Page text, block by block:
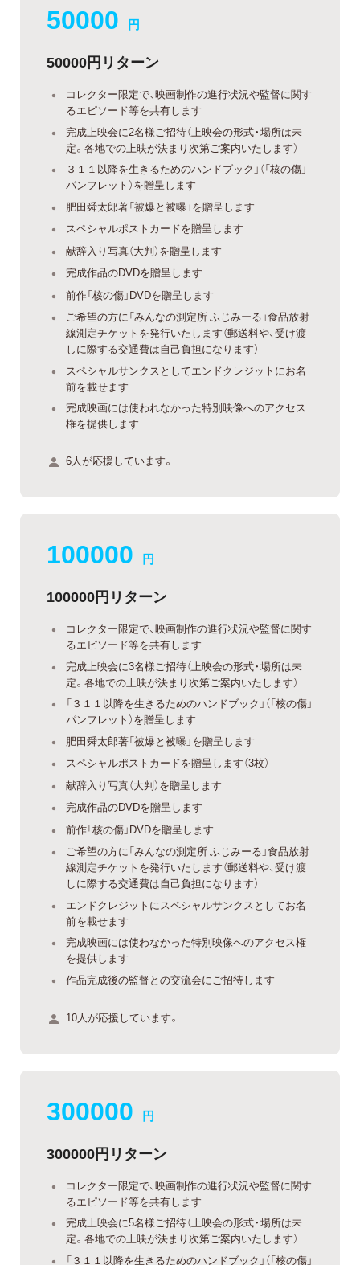
50000 円
50000円リターン
コレクター限定で、映画制作の進行状況や監督に関す
るエピソード等を共有します
完成上映会に2名様ご招待（上映会の形式・場所は未
定。各地での上映が決まり次第ご案内いたします）
３１１以降を生きるためのハンドブック」（「核の傷」
パンフレット）を贈呈します
肥田舜太郎著「被爆と被曝」を贈呈します
スペシャルポストカードを贈呈します
献辞入り写真（大判）を贈呈します
完成作品のDVDを贈呈します
前作「核の傷」DVDを贈呈します
ご希望の方に「みんなの測定所 ふじみーる」食品放射
線測定チケットを発行いたします（郵送料や、受け渡
しに際する交通費は自己負担になります）
スペシャルサンクスとしてエンドクレジットにお名
前を載せます
完成映画には使われなかった特別映像へのアクセス
権を提供します
6人が応援しています。
100000 円
100000円リターン
コレクター限定で、映画制作の進行状況や監督に関す
るエピソード等を共有します
完成上映会に3名様ご招待（上映会の形式・場所は未
定。各地での上映が決まり次第ご案内いたします）
「３１１以降を生きるためのハンドブック」（「核の傷」
パンフレット）を贈呈します
肥田舜太郎著「被爆と被曝」を贈呈します
スペシャルポストカードを贈呈します（3枚）
献辞入り写真（大判）を贈呈します
完成作品のDVDを贈呈します
前作「核の傷」DVDを贈呈します
ご希望の方に「みんなの測定所 ふじみーる」食品放射
線測定チケットを発行いたします（郵送料や、受け渡
しに際する交通費は自己負担になります）
エンドクレジットにスペシャルサンクスとしてお名
前を載せます
完成映画には使わなかった特別映像へのアクセス権
を提供します
作品完成後の監督との交流会にご招待します
10人が応援しています。
300000 円
300000円リターン
コレクター限定で、映画制作の進行状況や監督に関す
るエピソード等を共有します
完成上映会に5名様ご招待（上映会の形式・場所は未
定。各地での上映が決まり次第ご案内いたします）
「３１１以降を生きるためのハンドブック」（「核の傷」